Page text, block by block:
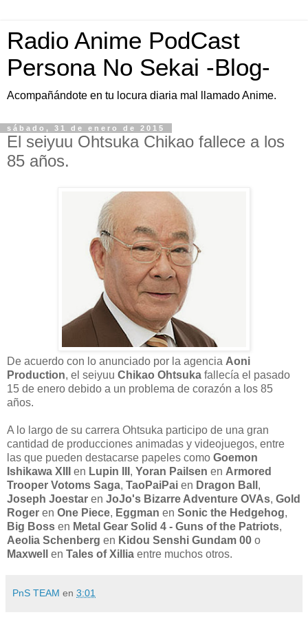
Radio Anime PodCast
Persona No Sekai -Blog-
Acompañándote en tu locura diaria mal llamado Anime.
sábado, 31 de enero de 2015
El seiyuu Ohtsuka Chikao fallece a los
85 años.
De acuerdo con lo anunciado por la agencia Aoni
Production, el seiyuu Chikao Ohtsuka fallecía el pasado
15 de enero debido a un problema de corazón a los 85
años.
A lo largo de su carrera Ohtsuka participo de una gran
cantidad de producciones animadas y videojuegos, entre
las que pueden destacarse papeles como Goemon
Ishikawa XIII en Lupin III , Yoran Pailsen en Armored
Trooper Votoms Saga, TaoPaiPai en Dragon Ball ,
Joseph Joestar en JoJo's Bizarre Adventure OVAs, Gold
Roger en One Piece, Eggman en Sonic the Hedgehog,
Big Boss en Metal Gear Solid 4 - Guns of the Patriots,
Aeolia Schenberg en Kidou Senshi Gundam 00 o
Maxwell en Tales of Xillia entre muchos otros.
PnS TEAM en 3:01